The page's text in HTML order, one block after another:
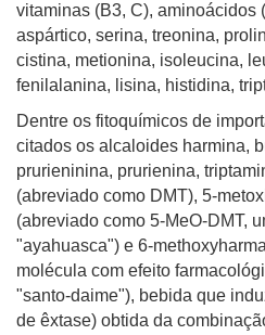
vitaminas (B3, C), aminoácidos
aspártico, serina, treonina,
cistina, metionina, isoleucina,
fenilalanina, lisina, histidina,
Dentre os fitoquímicos de
citados os alcaloides harmina,
prurieninina, prurienina,
(abreviado como DMT), 5-
(abreviado como 5-MeO-DMT,
"ayahuasca") e 6-
molécula com efeito
"santo-daime"), bebida que
de êxtase) obtida da